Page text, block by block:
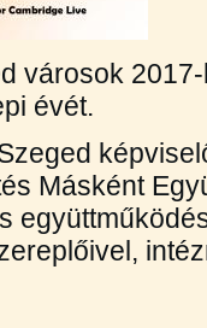
városok
évét.
Másként